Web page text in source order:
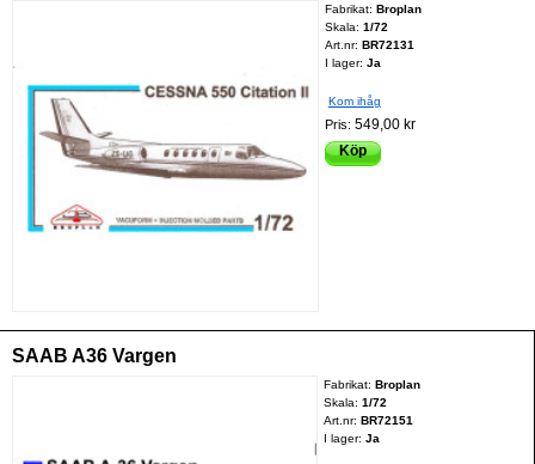
Fabrikat: Broplan
Skala: 1/72
Art.nr: BR72131
I lager: Ja
Kom ihåg
Pris: 549,00 kr
Köp
SAAB A36 Vargen
Fabrikat:Broplan
Skala:1/72
Art.nr:BR72151
I lager: Ja